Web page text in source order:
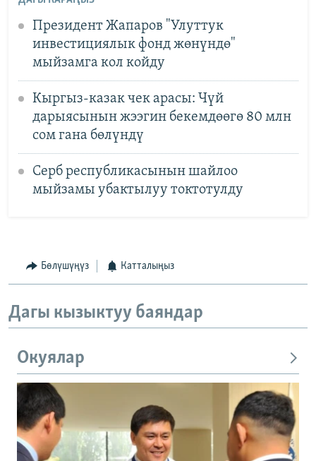
Президент Жапаров "Улуттук
инвестициялык фонд жөнүндө"
мыйзамга кол койду
Кыргыз-казак чек арасы: Чүй
дарыясынын жээгин бекемдөөгө 80 млн
сом гана бөлүндү
Серб республикасынын шайлоо
мыйзамы убактылуу токтотулду
Бөлүшүңүз Катталыңыз
Дагы кызыктуу баяндар
Окуялар